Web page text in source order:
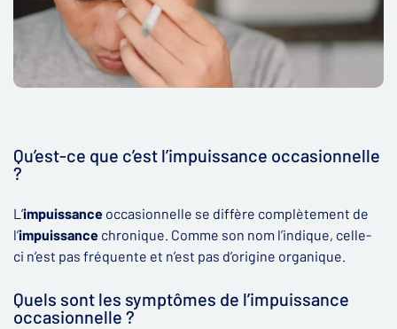
Qu’est-ce que c’est l’impuissance occasionnelle
?
L’impuissance occasionnelle se diffère complètement de
l’impuissance chronique. Comme son nom l’indique, celle-
ci n’est pas fréquente et n’est pas d’origine organique.
Quels sont les symptômes de l’impuissance
occasionnelle ?